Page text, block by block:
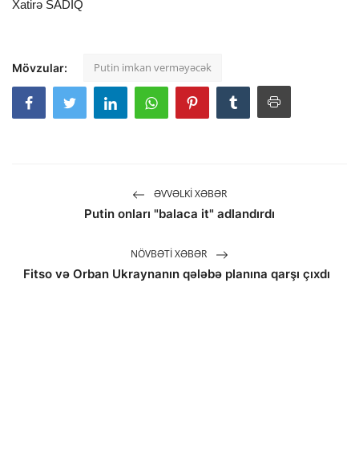
Xatirə SADİQ
Mövzular: Putin imkan verməyəcək
ƏVVƏLKI XƏBƏR
Putin onları "balaca it" adlandırdı
NÖVBƏTI XƏBƏR
Fitso və Orban Ukraynanın qələbə planına qarşı çıxdı